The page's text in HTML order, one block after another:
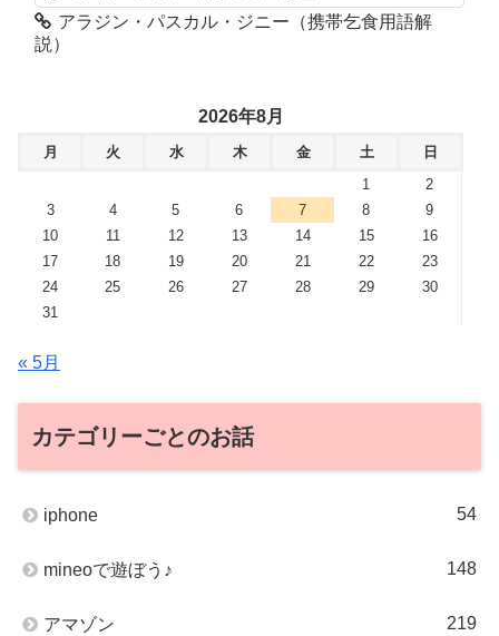
アラジン・パスカル・ジニー（携帯乞食用語解
説）
2026年8月
月 火 水 木 金 土
日
1
2
3
4 5 6 7 8
9
10
11 12 13 14 15
16
17
18 19 20 21 22
23
24
25 26 27 28 29
30
31
« 5月
カテゴリーごとのお話
iphone 54
mineoで遊ぼう♪ 148
アマゾン 219